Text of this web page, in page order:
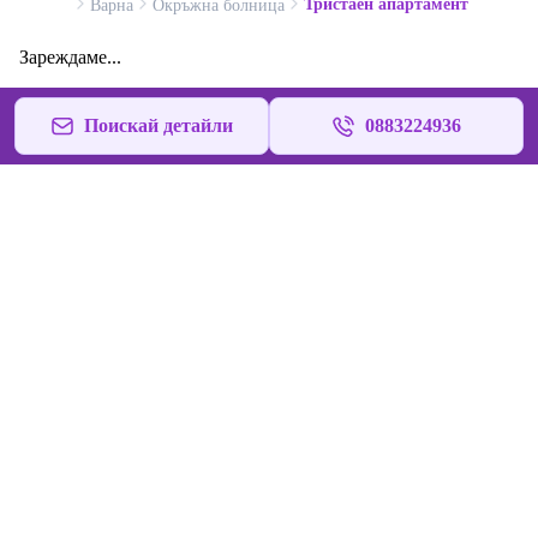
Варна Окръжна болница Тристаен апартамент
Зареждаме...
Поискай детайли 0883224936